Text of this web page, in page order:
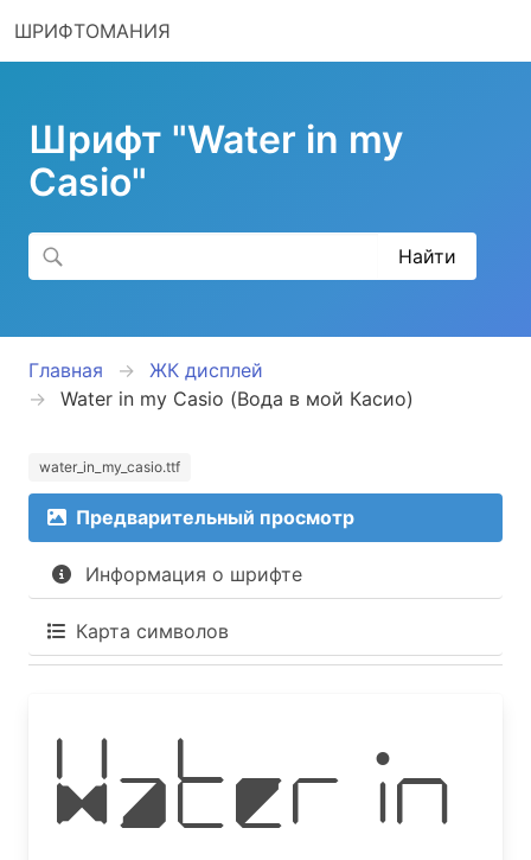
ШРИФТОМАНИЯ
Шрифт "Water in my
Casio"
Главная
ЖК дисплей
Water in my Casio (Вода в мой Касио)
water_in_my_casio.ttf
Предварительный просмотр
Информация о шрифте
Карта символов
Water in